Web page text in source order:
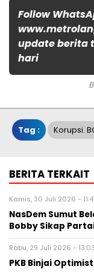
Follow
update berita
hari
Tag : Korupsi.
BERITA TERKAIT
Kamis, 30 Juli 2026 -
NasDem Sumut
Bobby Sikap
Rabu, 29 Juli 2026 -
PKB Binjai